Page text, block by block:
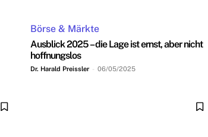
Börse & Märkte
Ausblick 2025 – die Lage ist ernst, aber nicht
hoffnungslos
Dr. Harald Preissler - 06/05/2025